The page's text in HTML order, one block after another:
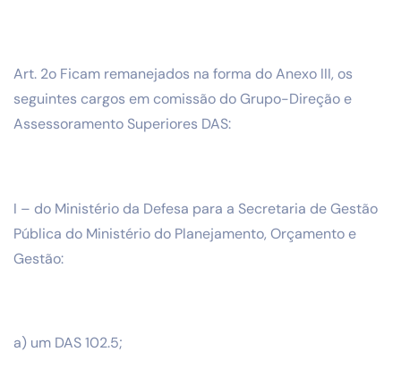
Art. 2o Ficam remanejados na forma do Anexo III, os
seguintes cargos em comissão do Grupo-Direção e
Assessoramento Superiores DAS:
I – do Ministério da Defesa para a Secretaria de Gestão
Pública do Ministério do Planejamento, Orçamento e
Gestão:
a) um DAS 102.5;